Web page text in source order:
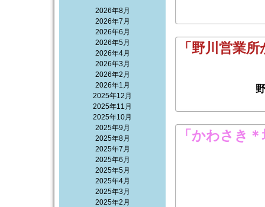
2026年8月
2026年7月
2026年6月
2026年5月
2026年4月
2026年3月
2026年2月
2026年1月
2025年12月
2025年11月
2025年10月
2025年9月
2025年8月
2025年7月
2025年6月
2025年5月
2025年4月
2025年3月
2025年2月
「野川営業
「かわさき